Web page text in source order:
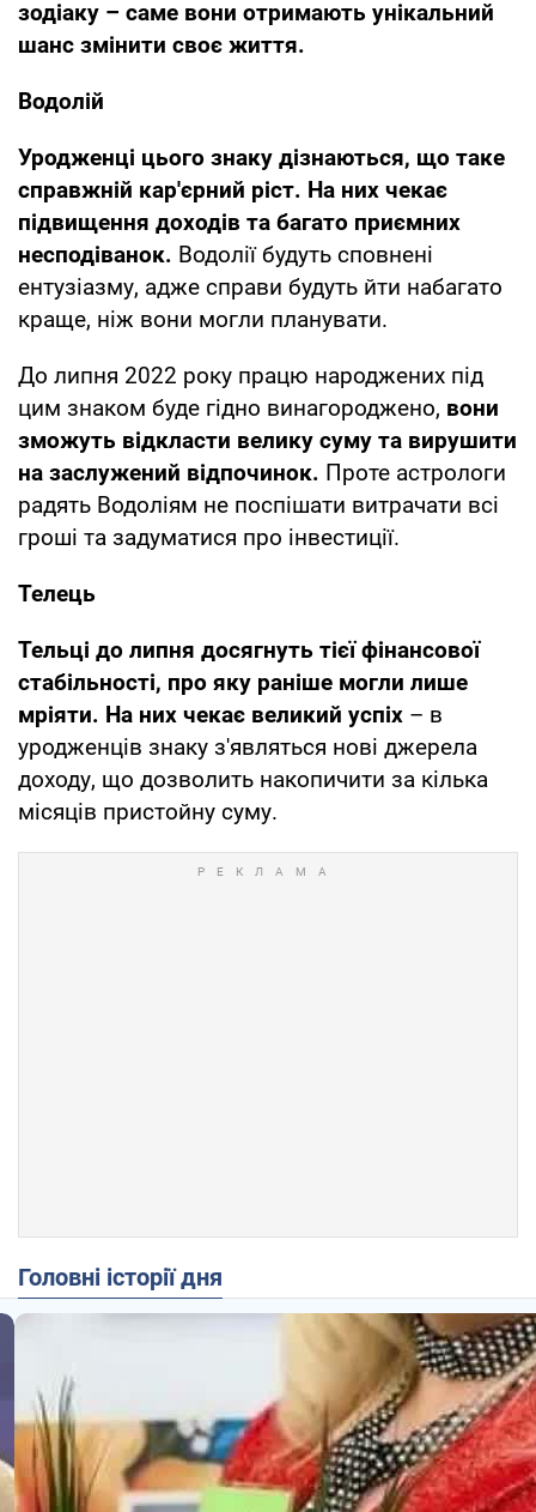
зодіаку – саме вони отримають унікальний
шанс змінити своє життя.
Водолій
Уродженці цього знаку дізнаються, що таке
справжній кар'єрний ріст. На них чекає
підвищення доходів та багато приємних
несподіванок. Водолії будуть сповнені
ентузіазму, адже справи будуть йти набагато
краще, ніж вони могли планувати.
До липня 2022 року працю народжених під
цим знаком буде гідно винагороджено, вони
зможуть відкласти велику суму та вирушити
на заслужений відпочинок. Проте астрологи
радять Водоліям не поспішати витрачати всі
гроші та задуматися про інвестиції.
Телець
Тельці до липня досягнуть тієї фінансової
стабільності, про яку раніше могли лише
мріяти. На них чекає великий успіх – в
уродженців знаку з'являться нові джерела
доходу, що дозволить накопичити за кілька
місяців пристойну суму.
Головні історії дня